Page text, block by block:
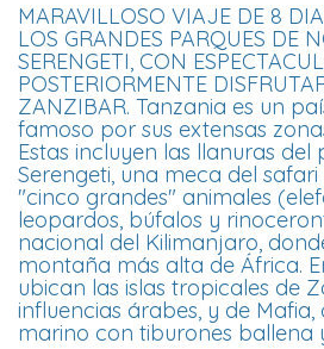
MARAVILLOSO VIAJE DE 8
LOS GRANDES PARQUES DE
SERENGETI, CON
POSTERIORMENTE
ZANZIBAR. Tanzania es un
famoso por sus extensas
Estas incluyen las llanuras
Serengeti, una meca del
"cinco grandes" animales
leopardos, búfalos y
nacional del Kilimanjaro,
montaña más alta de África.
ubican las islas tropicales de
influencias árabes, y de
marino con tiburones ballena